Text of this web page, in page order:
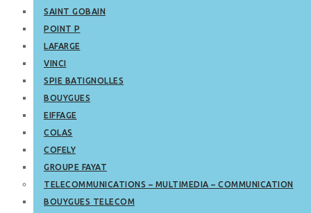
SAINT GOBAIN
POINT P
LAFARGE
VINCI
SPIE BATIGNOLLES
BOUYGUES
EIFFAGE
COLAS
COFELY
GROUPE FAYAT
TELECOMMUNICATIONS – MULTIMEDIA – COMMUNICATION
BOUYGUES TELECOM